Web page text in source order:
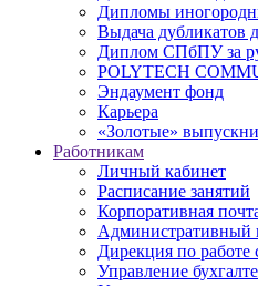
Дипломы
Выдача дубликатов
Диплом СПбПУ за
POLYTECH
Эндаумент фонд
Карьера
«Золотые»
Работникам
Личный кабинет
Расписание занятий
Корпоративная
Административный
Дирекция по работе
Управление